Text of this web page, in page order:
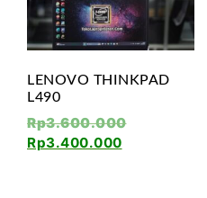
LENOVO THINKPAD
L490
Rp3.600.000
Rp3.400.000